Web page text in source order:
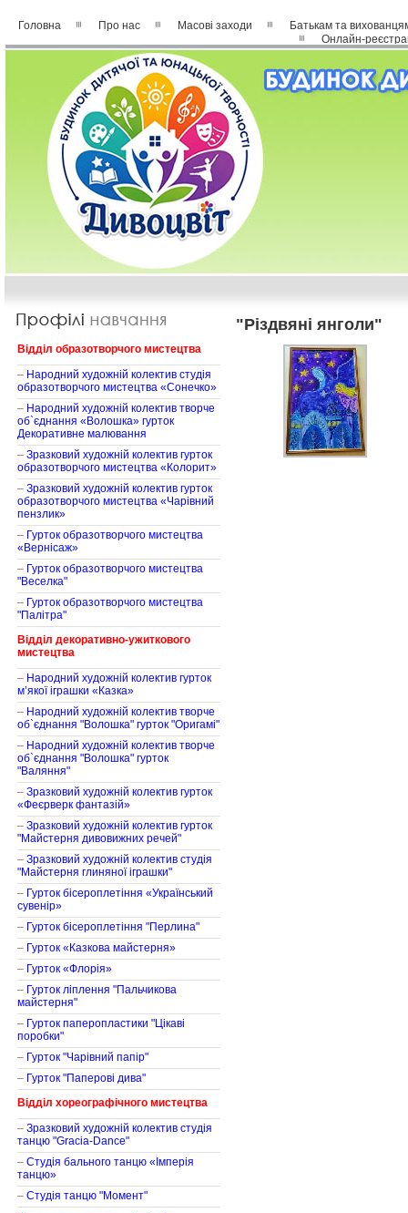
Головна Про нас Масові заходи
Батькам та
Онлайн-
"Різдвяні янголи"
Відділ образотворчого мистецтва
– Народний художній колектив студія
образотворчого мистецтва «Сонечко»
– Народний художній колектив творче
об`єднання «Волошка» гурток
Декоративне малювання
– Зразковий художній колектив гурток
образотворчого мистецтва «Колорит»
– Зразковий художній колектив гурток
образотворчого мистецтва «Чарівний
пензлик»
– Гурток образотворчого мистецтва
«Вернісаж»
– Гурток образотворчого мистецтва
"Веселка"
– Гурток образотворчого мистецтва
"Палітра"
Відділ декоративно-ужиткового
мистецтва
– Народний художній колектив гурток
м’якої іграшки «Казка»
– Народний художній колектив творче
об`єднання "Волошка" гурток "Оригамі"
– Народний художній колектив творче
об`єднання "Волошка" гурток
"Валяння"
– Зразковий художній колектив гурток
«Феєрверк фантазій»
– Зразковий художній колектив гурток
"Майстерня дивовижних речей"
– Зразковий художній колектив студія
"Майстерня глиняної іграшки"
– Гурток бісероплетіння «Український
сувенір»
– Гурток бісероплетіння "Перлина"
– Гурток «Казкова майстерня»
– Гурток «Флорія»
– Гурток ліплення "Пальчикова
майстерня"
– Гурток паперопластики "Цікаві
поробки"
– Гурток "Чарівний папір"
– Гурток "Паперові дива"
Відділ хореографічного мистецтва
– Зразковий художній колектив студія
танцю "Gracia-Dance"
– Студія бального танцю «Імперія
танцю»
– Студія танцю "Момент"